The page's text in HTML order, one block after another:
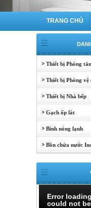
TRANG CHỦ
Thiết bị Phòng
Thiết bị Phòng vệ
Thiết bị Nhà bếp
Gạch ốp lát
Bình nóng lạnh
Bồn chứa nước
Error
could not